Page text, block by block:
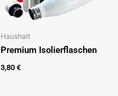
Haushalt
Premium Isolierflaschen
3,80 €